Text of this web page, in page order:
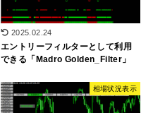
2025.02.24
エントリーフィルターとして利用
できる「Madro Golden_Filter」
相場状況表示